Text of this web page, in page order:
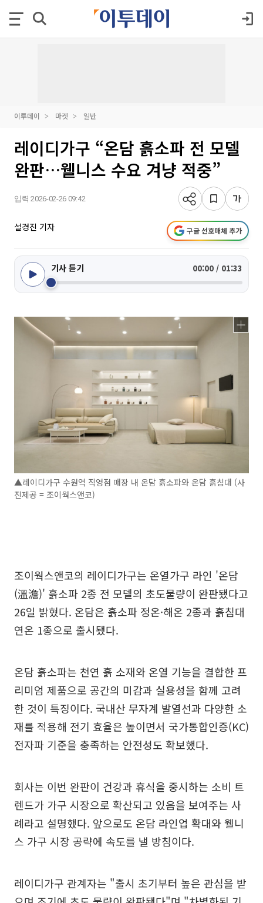
이투데이 마켓 일반
레이디가구 “온담 흙소파 전 모델
완판…웰니스 수요 겨냥 적중”
입력 2026-02-26 09:42
설경진 기자 구글 선호매체 추가
기사 듣기 00:00 / 01:33
▲레이디가구 수원역 직영점 매장 내 온담 흙소파와 온담 흙침대 (사
진제공 = 조이웍스앤코)
조이웍스앤코의 레이디가구는 온열가구 라인 '온담
(溫澹)' 흙소파 2종 전 모델의 초도물량이 완판됐다고
26일 밝혔다. 온담은 흙소파 정온·해온 2종과 흙침대
연온 1종으로 출시됐다.
온담 흙소파는 천연 흙 소재와 온열 기능을 결합한 프
리미엄 제품으로 공간의 미감과 실용성을 함께 고려
한 것이 특징이다. 국내산 무자계 발열선과 다양한 소
재를 적용해 전기 효율은 높이면서 국가통합인증(KC)
전자파 기준을 충족하는 안전성도 확보했다.
회사는 이번 완판이 건강과 휴식을 중시하는 소비 트
렌드가 가구 시장으로 확산되고 있음을 보여주는 사
례라고 설명했다. 앞으로도 온담 라인업 확대와 웰니
스 가구 시장 공략에 속도를 낼 방침이다.
레이디가구 관계자는 "출시 초기부터 높은 관심을 받